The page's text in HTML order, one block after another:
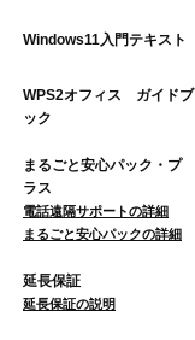
Windows11入門テキスト
WPS2オフィス ガイドブ
ック
まるごと安心パック・プ
ラス
電話遠隔サポートの詳細
まるごと安心パックの詳細
延長保証
延長保証の説明